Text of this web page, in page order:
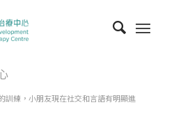
訓練，小朋友現在社交和言語有明顯進